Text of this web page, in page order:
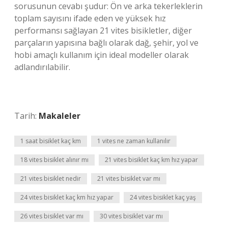
sorusunun cevabı şudur: Ön ve arka tekerleklerin
toplam sayısını ifade eden ve yüksek hız
performansı sağlayan 21 vites bisikletler, diğer
parçaların yapısına bağlı olarak dağ, şehir, yol ve
hobi amaçlı kullanım için ideal modeller olarak
adlandırılabilir.
Tarih: Makaleler
1 saat bisiklet kaç km 1 vites ne zaman kullanılır
18 vites bisiklet alınır mı 21 vites bisiklet kaç km hız yapar
21 vites bisiklet nedir 21 vites bisiklet var mı
24 vites bisiklet kaç km hız yapar 24 vites bisiklet kaç yaş
26 vites bisiklet var mı 30 vites bisiklet var mı